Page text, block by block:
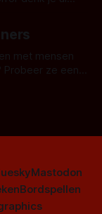
horror
tv-
met mensen
ze eens
Mastodon
Bordspellen